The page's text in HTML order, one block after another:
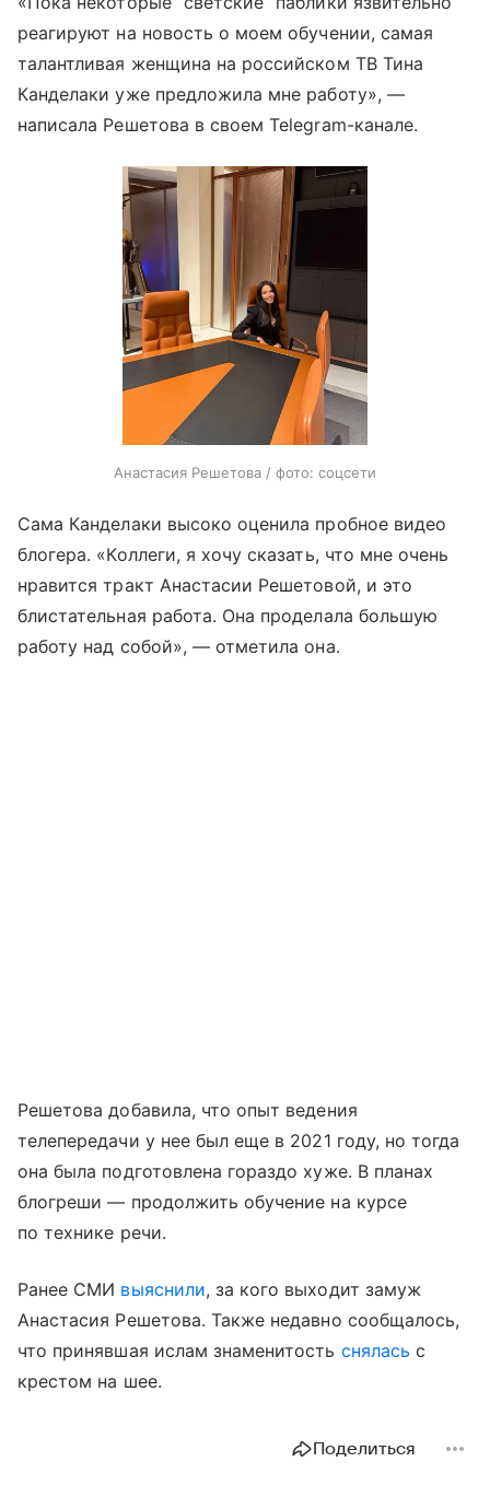
реагируют на новость о моем обучении, самая
талантливая женщина на российском ТВ Тина
Канделаки уже предложила мне работу», —
написала Решетова в своем Telegram-канале.
Анастасия Решетова / фото: соцсети
Сама Канделаки высоко оценила пробное видео
блогера. «Коллеги, я хочу сказать, что мне очень
нравится тракт Анастасии Решетовой, и это
блистательная работа. Она проделала большую
работу над собой», — отметила она.
Решетова добавила, что опыт ведения
телепередачи у нее был еще в 2021 году, но тогда
она была подготовлена гораздо хуже. В планах
блогреши — продолжить обучение на курсе
по технике речи.
Ранее СМИ выяснили, за кого выходит замуж
Анастасия Решетова. Также недавно сообщалось,
что принявшая ислам знаменитость снялась с
крестом на шее.
Поделиться